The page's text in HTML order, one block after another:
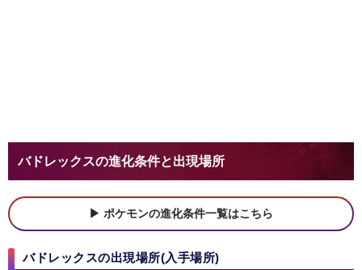
バドレックスの進化条件と出現場所
ポケモンの進化条件一覧はこちら
バドレックスの出現場所(入手場所)